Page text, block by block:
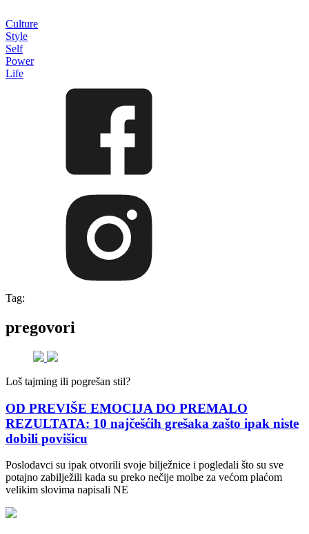
Culture
Style
Self
Power
Life
Tag:
pregovori
Loš tajming ili pogrešan stil?
OD PREVIŠE EMOCIJA DO PREMALO
REZULTATA: 10 najčešćih grešaka zašto ipak niste
dobili povišicu
Poslodavci su ipak otvorili svoje bilježnice i pogledali što su sve
potajno zabilježili kada su preko nečije molbe za većom plaćom
velikim slovima napisali NE